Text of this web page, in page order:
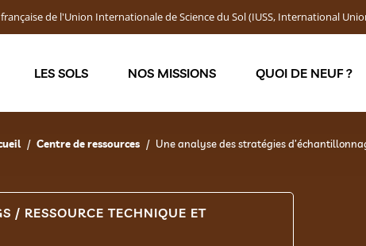
française de l'Union Internationale de Science du Sol (IUSS, International
LES SOLS NOS MISSIONS QUOI DE NEUF ?
Centre de ressources Une analyse des stratégies
/ RESSOURCE TECHNIQUE ET